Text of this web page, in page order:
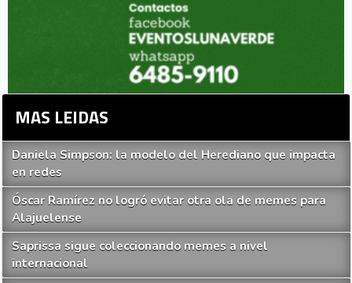
MAS LEIDAS
Daniela Simpson: la modelo del Herediano que impacta
en redes
Óscar Ramírez no logró evitar otra ola de memes para
Alajuelense
Saprissa sigue coleccionando memes a nivel
internacional